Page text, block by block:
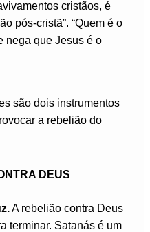
cristãos, é
pós-cristã”. “Quem é o
nega que Jesus é o
são dois instrumentos
a rebelião do
DEUS
A rebelião contra Deus
terminar. Satanás é um